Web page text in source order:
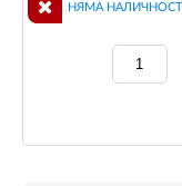
НЯМА НАЛИЧНОСТ